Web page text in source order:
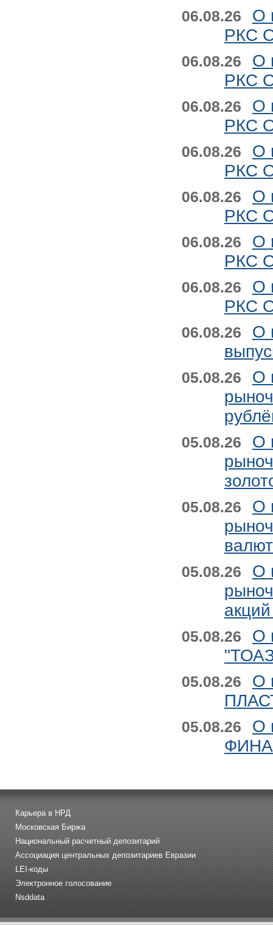
06.08.26
О
РКС
06.08.26
О
РКС
06.08.26
О
РКС
06.08.26
О
РКС
06.08.26
О
РКС
06.08.26
О
РКС
06.08.26
О
РКС
06.08.26
О
05.08.26
О
05.08.26
О
05.08.26
О
05.08.26
О
05.08.26
О
05.08.26
О
05.08.26
О
Карьера в НРД
Московская Биржа
Национальный расчетный депозитарий
Ассоциация центральных депозитариев Евразии
LEI-коды
Электронное голосование
Nsddata